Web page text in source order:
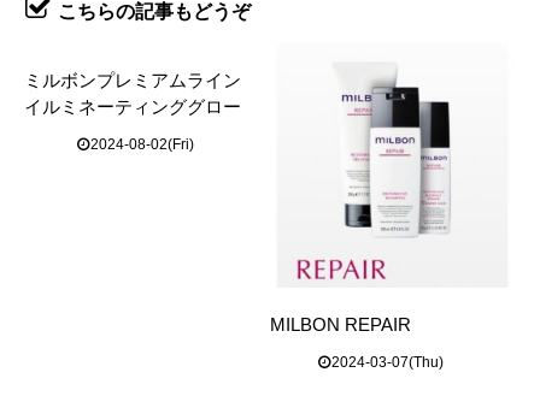
こちらの記事もどうぞ
ミルボンプレミアムライン
イルミネーティンググロー
2024-08-02(Fri)
MILBON REPAIR
2024-03-07(Thu)